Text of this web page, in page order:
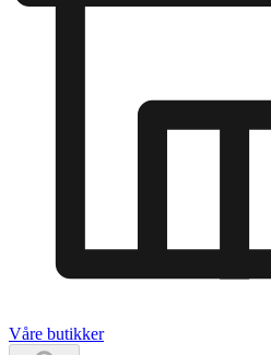
Våre butikker